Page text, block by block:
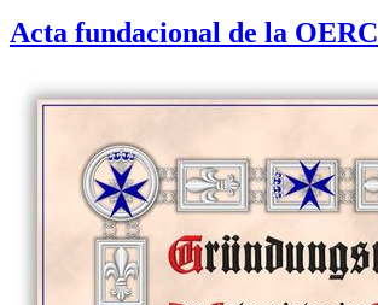
Acta fundacional de la OERC